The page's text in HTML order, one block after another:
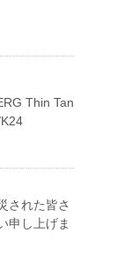
Thin Tan
された皆さ
申し上げま